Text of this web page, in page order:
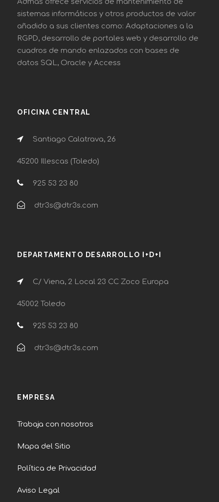
Admás ofrece servicios de mantenimiento de
sistemas informáticos y otros productos de valor
añadido a sus clientes como: Adaptaciones a la
RGPD, desarrollo de portales web y desarrollo de
cuadros de mando enlazados con bases de
datos SQL, Oracle y Access
OFICINA CENTRAL
Santiago Calatrava, 26
45200 Illescas (Toledo)
925 53 23 80
dtr3s@dtr3s.com
DEPARTAMENTO DESARROLLO I+D+I
C/ Viena, 2 Local 23 CC Zoco Europa
45002 Toledo
925 53 23 80
dtr3s@dtr3s.com
EMPRESA
Trabaja con nosotros
Mapa del Sitio
Política de Privacidad
Aviso Legal